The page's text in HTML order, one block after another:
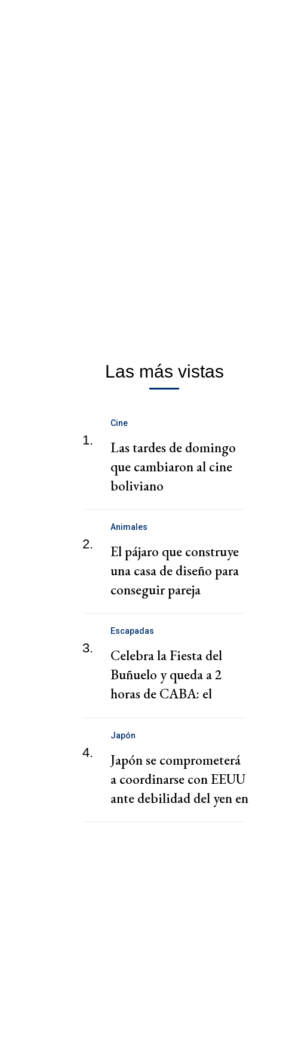
Las más vistas
1.
Cine
Las tardes de domingo
que cambiaron al cine
boliviano
2.
Animales
El pájaro que construye
una casa de diseño para
conseguir pareja
3.
Escapadas
Celebra la Fiesta del
Buñuelo y queda a 2
horas de CABA: el
4.
Japón
Japón se comprometerá
a coordinarse con EEUU
ante debilidad del yen en